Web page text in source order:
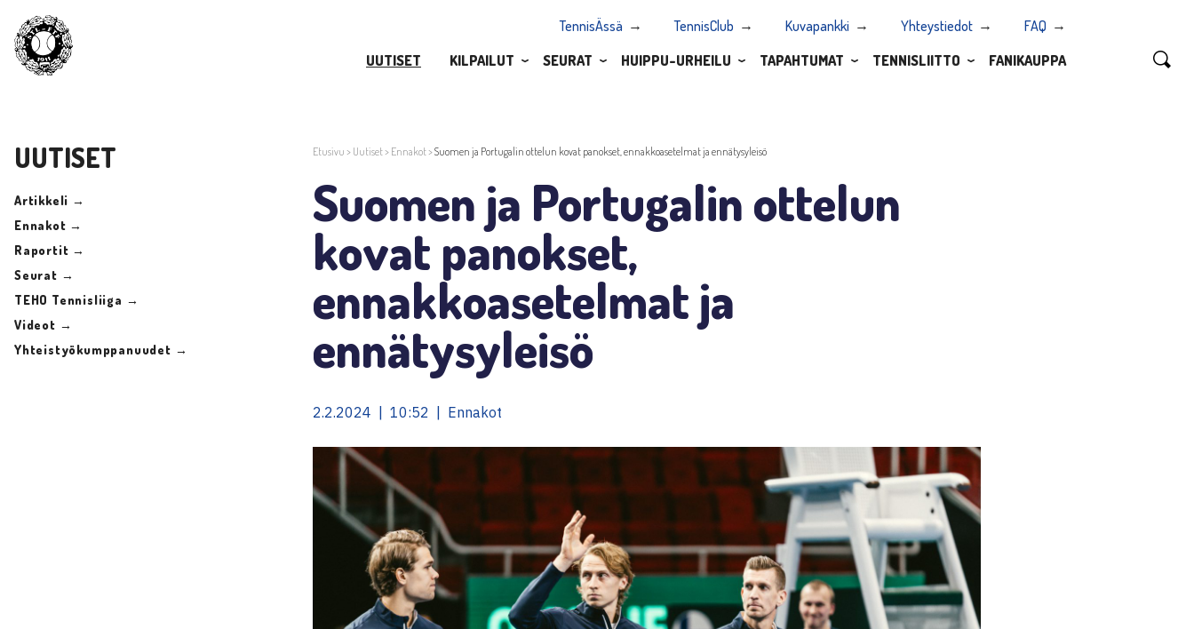
TennisÄssä TennisClub Kuvapankki Yhteystiedot
FAQ
UUTISET
KILPAILUT SEURAT HUIPPU-URHEILU TAPAHTUMAT TENNISLIITTO FANIKAUPPA
UUTISET
Artikkeli →
Ennakot →
Raportit →
Seurat →
TEHO Tennisliiga →
Videot →
Yhteistyökumppanuudet →
Etusivu > Uutiset> Ennakot>Suomen ja Portugalin ottelun kovat panokset, ennakkoasetelmat ja ennätysyleisö
Suomen ja Portugalin ottelun
kovat panokset,
ennakkoasetelmat ja
ennätysyleisö
2.2.2024 | 10:52 | Ennakot